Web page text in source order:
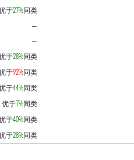
于27%同类
—
—
于28%同类
于92%同类
于44%同类
优于7%同类
于40%同类
于28%同类